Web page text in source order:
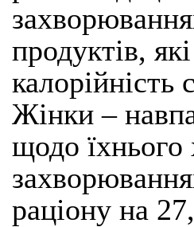
продуктів,
калорійність
Жінки –
щодо їхнього
раціону на